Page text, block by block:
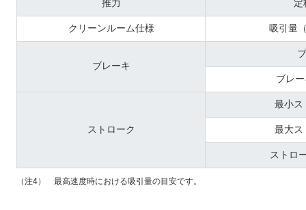
推力 定
クリーンルーム仕様 吸引量
ブレーキ
ブレ
ストローク
最小ス
最大ス
ストロ
（注4） 最高速度時における吸引量の目安です。